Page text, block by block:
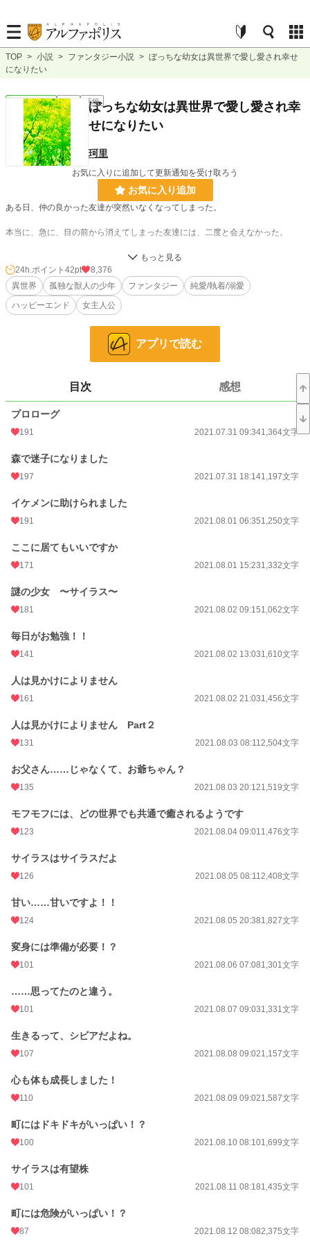
TOP > 小説 > ファンタジー小説 > ぼっちな幼女は異世界で愛し愛され幸せ
になりたい
ファンタジー 完結 長編
ぼっちな幼女は異世界で愛し愛され幸
せになりたい
珂里
お気に入りに追加して更新通知を受け取ろう
お気に入り追加
ある日、仲の良かった友達が突然いなくなってしまった。
本当に、急に、目の前から消えてしまった友達には、二度と会えなかった。
…………私も消えることができるかな。
私が消えても、きっと、誰も何とも思わない。
どこかに、私を必要としてくれる人がいないかな。
そんな人がいたら、絶対に側を離れないのに……。
物語。
彩菜が神隠しに遭う時に、公園で一緒に遊んでいた「ゆうちゃん」こと優香の、
もう一つの神隠し物語です。
小説 18,008 位 / 228,850 件
お気に入り 856
初回公開日時
初回完結日時 2022.09.02 04:49
週間ポイント
月間ポイント 3,331 pt (11,357 位)
年間ポイント
累計ポイント 620,153 pt (8,811 位)
24h.ポイント 42pt
8,376
異世界
孤独な獣人の少年 ファンタジー
純愛/執着/溺愛
ハッピーエンド
女主人公
アプリで読む
目次 感想
プロローグ
191 2021.07.31 09:341,364文字
森で迷子になりました
197 2021.07.31 18:141,197文字
イケメンに助けられました
191 2021.08.01 06:351,250文字
ここに居てもいいですか
171 2021.08.01 15:231,332文字
謎の少女 〜サイラス〜
181 2021.08.02 09:151,062文字
毎日がお勉強！！
141 2021.08.02 13:031,610文字
人は見かけによりません
161 2021.08.02 21:031,456文字
人は見かけによりません Part２
131 2021.08.03 08:112,504文字
お父さん……じゃなくて、お爺ちゃん？
135 2021.08.03 20:121,519文字
モフモフには、どの世界でも共通で癒されるようです
123 2021.08.04 09:011,476文字
サイラスはサイラスだよ
126 2021.08.05 08:112,408文字
甘い……甘いですよ！！
124 2021.08.05 20:381,827文字
変身には準備が必要！？
101 2021.08.06 07:081,301文字
……思ってたのと違う。
101 2021.08.07 09:031,331文字
生きるって、シビアだよね。
107 2021.08.08 09:021,157文字
心も体も成長しました！
110 2021.08.09 09:021,587文字
町にはドキドキがいっぱい！？
100 2021.08.10 08:101,699文字
サイラスは有望株
101 2021.08.11 08:181,435文字
町には危険がいっぱい！？
87 2021.08.12 08:082,375文字